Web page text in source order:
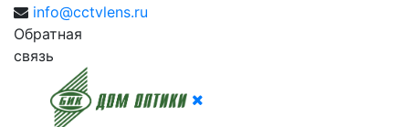
info@cctvlens.ru
Обратная
связь